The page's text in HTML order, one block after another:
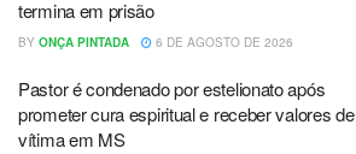
termina em prisão
BY ONÇA PINTADA 6 DE AGOSTO DE 2026
Pastor é condenado por estelionato após
prometer cura espiritual e receber valores de
vítima em MS